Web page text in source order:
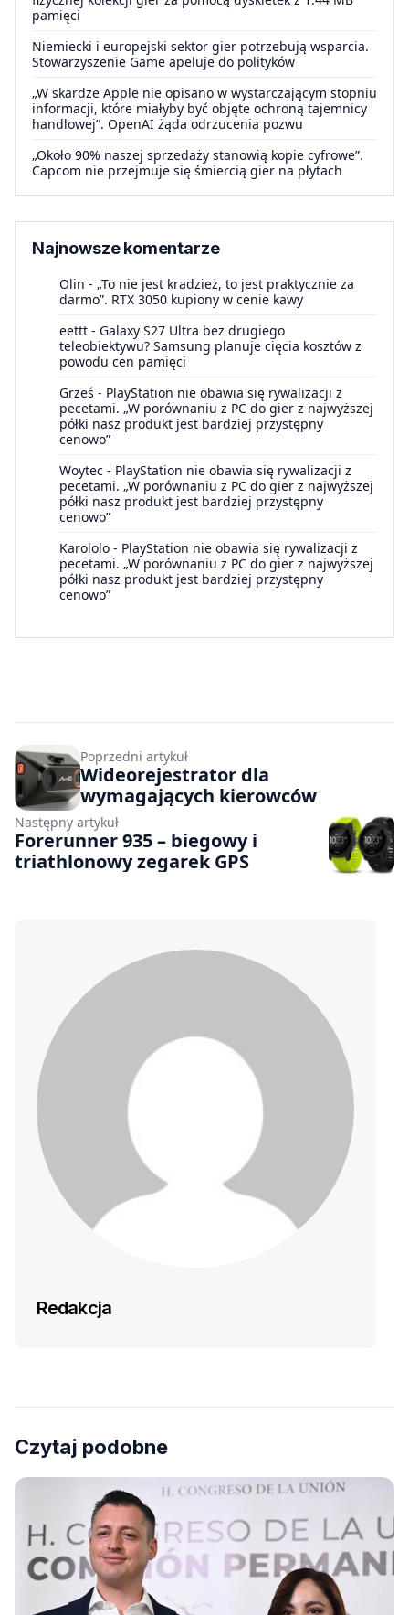
pamięci
Niemiecki i europejski sektor gier potrzebują wsparcia.
Stowarzyszenie Game apeluje do polityków
„W skardze Apple nie opisano w wystarczającym stopniu
informacji, które miałyby być objęte ochroną tajemnicy
handlowej”. OpenAI żąda odrzucenia pozwu
„Około 90% naszej sprzedaży stanowią kopie cyfrowe”.
Capcom nie przejmuje się śmiercią gier na płytach
Najnowsze komentarze
Olin - „To nie jest kradzież, to jest praktycznie za
darmo”. RTX 3050 kupiony w cenie kawy
eettt - Galaxy S27 Ultra bez drugiego
teleobiektywu? Samsung planuje cięcia kosztów z
powodu cen pamięci
Grześ - PlayStation nie obawia się rywalizacji z
pecetami. „W porównaniu z PC do gier z najwyższej
półki nasz produkt jest bardziej przystępny
cenowo”
Woytec - PlayStation nie obawia się rywalizacji z
pecetami. „W porównaniu z PC do gier z najwyższej
półki nasz produkt jest bardziej przystępny
cenowo”
Karololo - PlayStation nie obawia się rywalizacji z
pecetami. „W porównaniu z PC do gier z najwyższej
półki nasz produkt jest bardziej przystępny
cenowo”
Poprzedni artykuł
Wideorejestrator dla
wymagających kierowców
Następny artykuł
Forerunner 935 – biegowy i
triathlonowy zegarek GPS
Redakcja
Czytaj podobne